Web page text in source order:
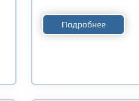
Подробнее